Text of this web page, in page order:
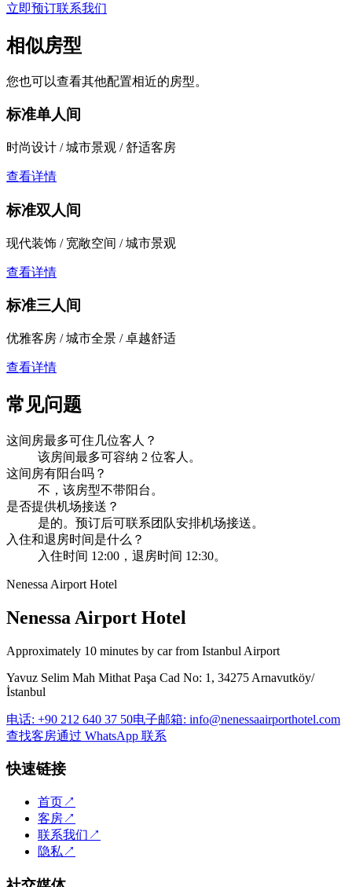
立即预订联系我们
相似房型
您也可以查看其他配置相近的房型。
标准单人间
时尚设计 / 城市景观 / 舒适客房
查看详情
标准双人间
现代装饰 / 宽敞空间 / 城市景观
查看详情
标准三人间
优雅客房 / 城市全景 / 卓越舒适
查看详情
常见问题
这间房最多可住几位客人？
该房间最多可容纳 2 位客人。
这间房有阳台吗？
不，该房型不带阳台。
是否提供机场接送？
是的。预订后可联系团队安排机场接送。
入住和退房时间是什么？
入住时间 12:00，退房时间 12:30。
Nenessa Airport Hotel
Nenessa Airport Hotel
Approximately 10 minutes by car from Istanbul Airport
Yavuz Selim Mah Mithat Paşa Cad No: 1, 34275 Arnavutköy/
İstanbul
电话: +90 212 640 37 50电子邮箱: info@nenessaairporthotel.com
查找客房通过 WhatsApp 联系
快速链接
首页↗
客房↗
联系我们 ↗
隐私 ↗